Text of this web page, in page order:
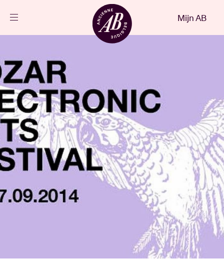
NL
Agenda
Projecten
Nieuws
Bezoekersinfo
AB ❤ you
Zaalhuur
Mijn AB